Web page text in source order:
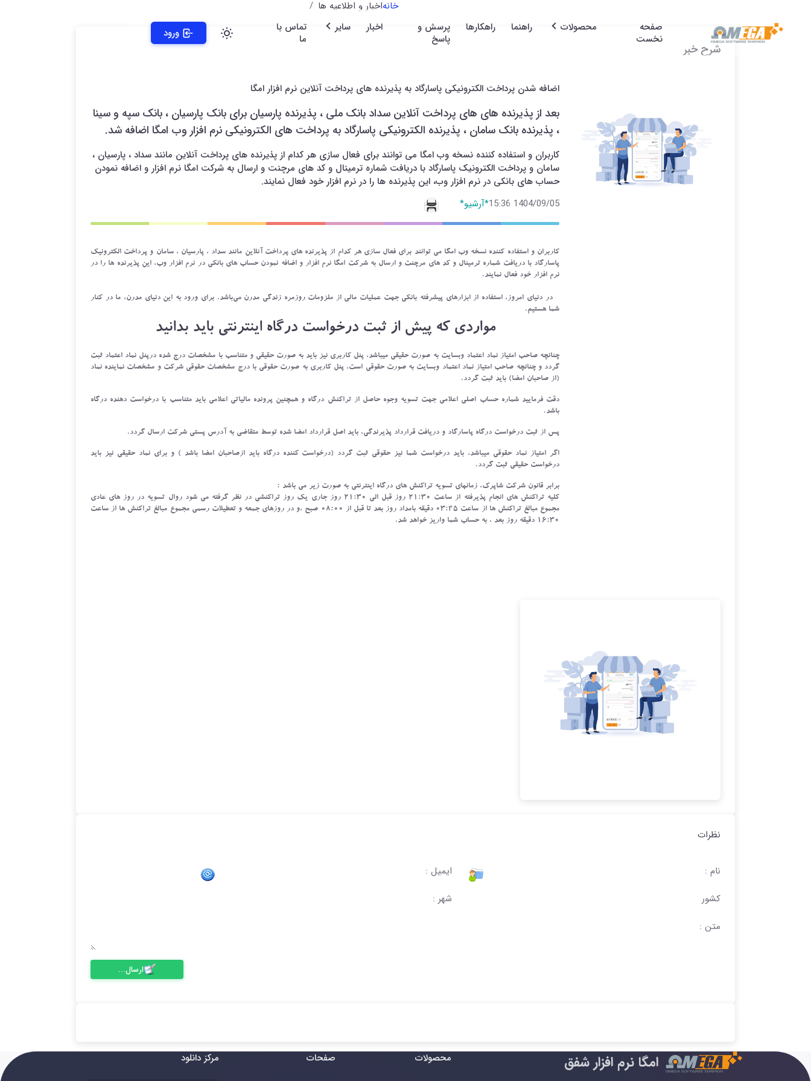
صفحه
نخست
محصولات راهنما راهکارها
پرسش و
پاسخ
اخبار سایر
تماس با
ما
ورود
خانهاخبار و اطلاعیه ها
شرح خبر
اضافه شدن پرداخت الکترونیکی پاسارگاد به پذیرنده های پرداخت آنلاین نرم افزار امگا
بعد از پذیرنده های های پرداخت آنلاین سداد بانک ملی ، پذیرنده پارسیان برای بانک پارسیان ، بانک سپه و سینا
، پذیرنده بانک سامان ، پذیرنده الکترونیکی پاسارگاد به پرداخت های الکترونیکی نرم افزار وب امگا اضافه شد.
کاربران و استفاده کننده نسخه وب امگا می توانند برای فعال سازی هر کدام از پذیرنده های پرداخت آنلاین مانند سداد ، پارسیان ،
سامان و پرداخت الکترونیک پاسارگاد با دریافت شماره ترمینال و کد های مرچنت و ارسال به شرکت امگا نرم افزار و اضافه نمودن
حساب های بانکی در نرم افزار وب، این پذیرنده ها را در نرم افزار خود فعال نمایند.
1404/09/05 15:36
*آرشیو*
کاربران و استفاده کننده نسخه وب امگا می توانند برای فعال سازی هر کدام از پذیرنده های پرداخت آنلاین مانند سداد ، پارسیان ، سامان و پرداخت الکترونیک
پاسارگاد با دریافت شماره ترمینال و کد های مرچنت و ارسال به شرکت امگا نرم افزار و اضافه نمودن حساب های بانکی در نرم افزار وب، این پذیرنده ها را در
نرم افزار خود فعال نمایند.
در دنیای امروز، استفاده از ابزارهای پیشرفته بانکی جهت عملیات مالی از ملزومات روزمره زندگی مدرن می‌باشد. برای ورود به این دنیای مدرن، ما در کنار
شما هستیم.
مواردی که پیش از ثبت درخواست درگاه اینترنتی باید بدانید
چنانچه صاحب امتیاز نماد اعتماد وبسایت به صورت حقیقی میباشد، پنل کاربری نیز باید به صورت حقیقی و متناسب با مشخصات درج شده درپنل نماد اعتماد ثبت
گردد و چنانچه صاحب امتیاز نماد اعتماد وبسایت به صورت حقوقی است، پنل کاربری به صورت حقوقی با درج مشخصات حقوقی شرکت و مشخصات نماینده نماد
(از صاحبان امضا) باید ثبت گردد.
دقت فرمایید شماره حساب اصلی اعلامی جهت تسویه وجوه حاصل از تراکنش درگاه و همچنین پرونده مالیاتی اعلامی باید متناسب با درخواست دهنده درگاه
باشد.
پس از ثبت درخواست درگاه پاسارگاد و دریافت قرارداد پذیرندگی، باید اصل قرارداد امضا شده توسط متقاضی به آدرس پستی شرکت ارسال گردد.
اگر امتیاز نماد حقوقی میباشد، باید درخواست شما نیز حقوقی ثبت گردد (درخواست کننده درگاه باید ازصاحبان امضا باشد ) و برای نماد حقیقی نیز باید
درخواست حقیقی ثبت گردد.
برابر قانون شرکت شاپرک، زمانهای تسویه تراکنش های درگاه اینترنتی به صورت زیر می باشد :
کلیه تراکنش های انجام پذیرفته از ساعت ۲۱:۳۰ روز قبل الی ۲۱:۳۰ روز جاری یک روز تراکنشی در نظر گرفته می شود روال تسویه در روز های عادی
مجموع مبالغ تراکنش ها از ساعت ۰۳:۴۵ دقیقه بامداد روز بعد تا قبل از ۰۸:۰۰ صبح ،و در روزهای جمعه و تعطیلات رسمی مجموع مبالغ تراکنش ها از ساعت
۱۶:۳۰ دقیقه روز بعد ، به حساب شما واریز خواهد شد.
نظرات
نام :
ایمیل :
کشور
شهر :
متن :
ارسال...
امگا نرم افزار شفق
محصولات
صفحات
مرکز دانلود